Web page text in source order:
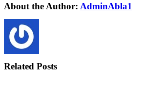
Facebook
Twitter
LinkedIn
Reddit
WhatsApp
Tumblr
Pinterest
Vk
Xing
Email
About the Author: AdminAbla1
Related Posts